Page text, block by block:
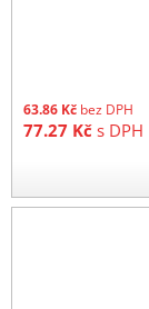
63.86 Kč bez DPH
77.27 Kč s DPH